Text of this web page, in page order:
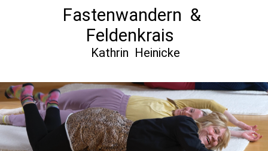
Fastenwandern &
Feldenkrais
Kathrin Heinicke